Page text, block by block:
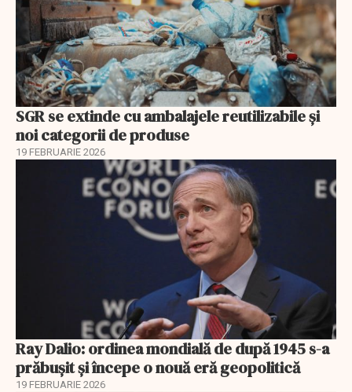
SGR se extinde cu ambalajele reutilizabile și
noi categorii de produse
19 FEBRUARIE 2026
Ray Dalio: ordinea mondială de după 1945 s-a
prăbușit și începe o nouă eră geopolitică
19 FEBRUARIE 2026